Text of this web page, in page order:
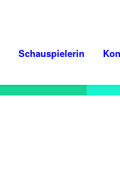
Schauspielerin